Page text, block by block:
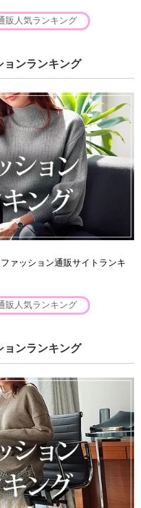
販人気ランキング
ョンランキング
ァッション通販サイトランキ
販人気ランキング
ョンランキング